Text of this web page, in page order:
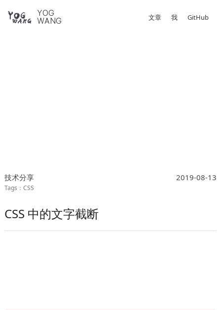
YOG
WANG
文章 我 GitHub
技术分享
CSS
2019-08-13
CSS 中的文字截断